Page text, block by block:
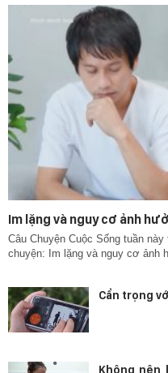
Im lặng và nguy cơ ảnh
Câu Chuyện Cuộc Sống tuần
chuyện: Im lặng và nguy cơ ảnh
Cẩn trọng
Không nên